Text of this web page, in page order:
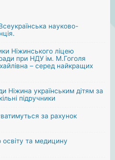
науково-
Ніжинського ліцею
ради при НДУ ім. М.Гоголя
– серед найкращих
Ніжина українським дітям за
підручники
за рахунок
освіту та медицину